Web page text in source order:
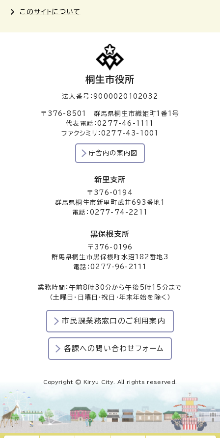
このサイトについて
桐生市役所
法人番号：9000020102032
〒376-8501 群馬県桐生市織姫町1番1号
代表電話：0277-46-1111
ファクシミリ：0277-43-1001
庁舎内の案内図
新里支所
〒376-0194
群馬県桐生市新里町武井693番地1
電話：0277-74-2211
黒保根支所
〒376-0196
群馬県桐生市黒保根町水沼182番地3
電話：0277-96-2111
業務時間：午前8時30分から午後5時15分まで
（土曜日・日曜日・祝日・年末年始を除く）
市民課業務窓口のご利用案内
各課への問い合わせフォーム
Copyright © Kiryu City. All rights reserved.